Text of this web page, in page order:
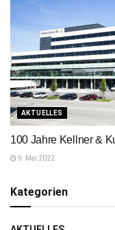
AKTUELLES
100 Jahre Kellner &
9. Mai 2022
Kategorien